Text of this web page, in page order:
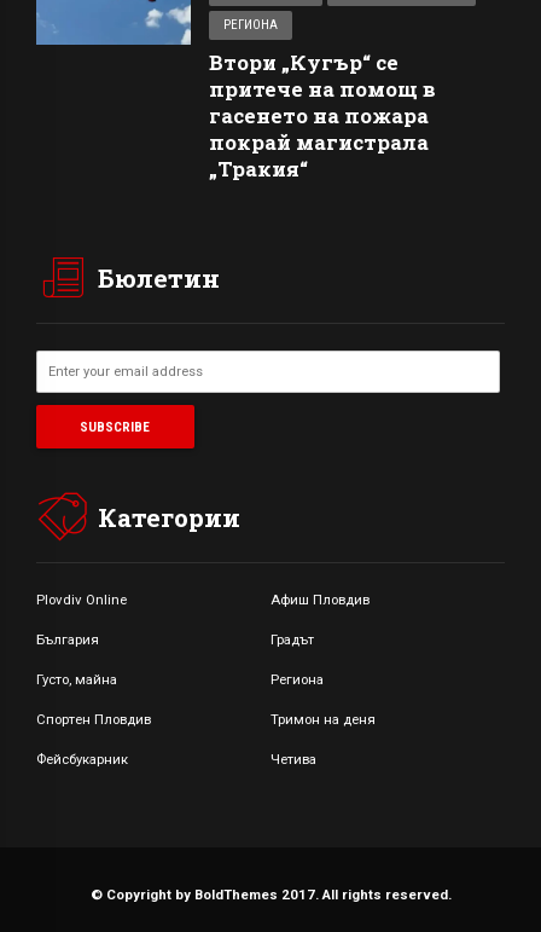
РЕГИОНА
Втори „Кугър“ се
притече на помощ в
гасенето на пожара
покрай магистрала
„Тракия“
Бюлетин
Категории
Plovdiv Online Афиш Пловдив
България Градът
Густо, майна Региона
Спортен Пловдив Тримон на деня
Фейсбукарник Четива
© Copyright by BoldThemes 2017. All rights reserved.